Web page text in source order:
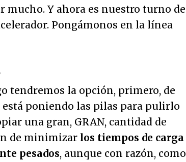
mucho. Y ahora es nuestro turno de
Pongámonos en la línea
tendremos la opción, primero, de
está poniendo las pilas para pulirlo
una gran, GRAN, cantidad de
de minimizar los tiempos de carga
pesados, aunque con razón, como